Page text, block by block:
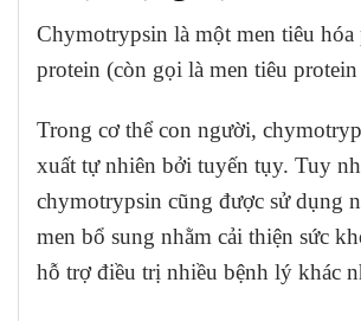
Chymotrypsin là một men tiêu hóa
protein (còn gọi là men tiêu protein
Trong cơ thể con người,
xuất tự nhiên bởi tuyến tụy. Tuy
chymotrypsin cũng được sử dụng
men bổ sung nhằm cải thiện sức
hỗ trợ điều trị nhiều bệnh lý khác